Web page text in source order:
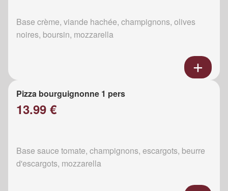
Base crème, viande hachée, champignons, olives
noires, boursin, mozzarella
Pizza bourguignonne 1 pers
13.99 €
Base sauce tomate, champignons, escargots, beurre
d'escargots, mozzarella